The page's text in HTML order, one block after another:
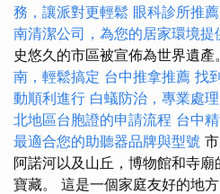
務，讓派對更輕鬆 眼科診所推
南清潔公司，為您的居家環境提
史悠久的市區被宣佈為世界遺產
南，輕鬆搞定 台中推拿推薦 找
動順利進行 白蟻防治，專業處
北地區台胞證的申請流程 台中
最適合您的助聽器品牌與型號
阿諾河以及山丘，博物館和寺
寶藏。 這是一個家庭友好的地